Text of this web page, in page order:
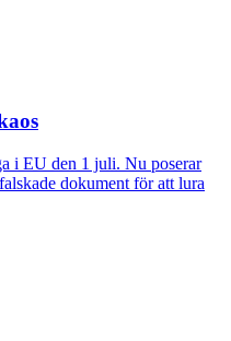
i EU den 1 juli. Nu poserar
dokument för att lura